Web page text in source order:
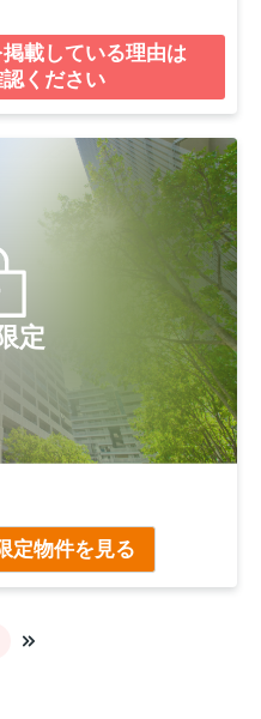
載している理由は
ください
定
◎
定物件を見る